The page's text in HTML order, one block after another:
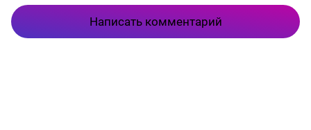
Написать комментарий